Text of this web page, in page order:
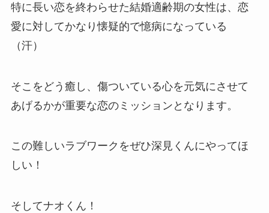
特に長い恋を終わらせた結婚適齢期の女性は、恋
愛に対してかなり懐疑的で憶病になっている
（汗）
そこをどう癒し、傷ついている心を元気にさせて
あげるかが重要な恋のミッションとなります。
この難しいラブワークをぜひ深見くんにやってほ
しい！
そしてナオくん！